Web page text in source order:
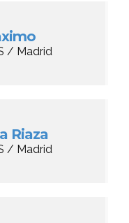
/ Madrid
Riaza
/ Madrid